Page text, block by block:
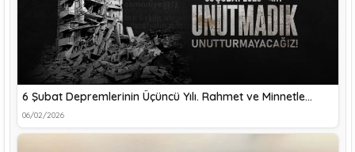
6 Şubat Depremlerinin Üçüncü Yılı. Rahmet ve Minnetle…
06/02/2026